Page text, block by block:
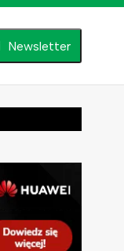
Newsletter